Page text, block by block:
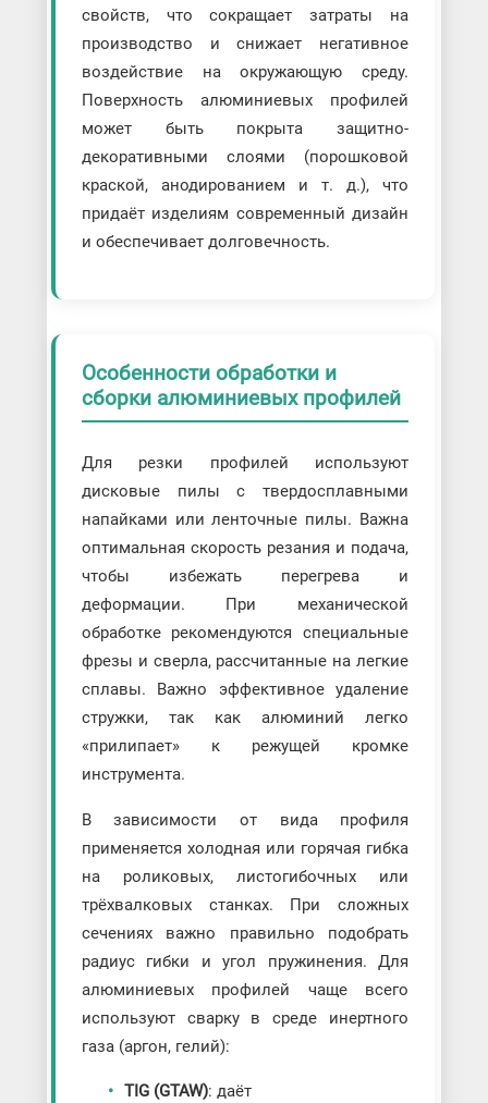
свойств, что сокращает затраты на
производство и снижает негативное
воздействие на окружающую среду.
Поверхность алюминиевых профилей
может быть покрыта защитно-
декоративными слоями (порошковой
краской, анодированием и т. д.), что
придаёт изделиям современный дизайн
и обеспечивает долговечность.
Особенности обработки и
сборки алюминиевых профилей
Для резки профилей используют
дисковые пилы с твердосплавными
напайками или ленточные пилы. Важна
оптимальная скорость резания и подача,
чтобы избежать перегрева и
деформации. При механической
обработке рекомендуются специальные
фрезы и сверла, рассчитанные на легкие
сплавы. Важно эффективное удаление
стружки, так как алюминий легко
«прилипает» к режущей кромке
инструмента.
В зависимости от вида профиля
применяется холодная или горячая гибка
на роликовых, листогибочных или
трёхвалковых станках. При сложных
сечениях важно правильно подобрать
радиус гибки и угол пружинения. Для
алюминиевых профилей чаще всего
используют сварку в среде инертного
газа (аргон, гелий):
TIG (GTAW): даёт